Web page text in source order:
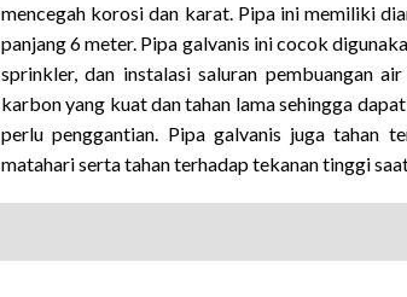
mencegah korosi dan karat. Pipa ini memiliki
panjang 6 meter. Pipa galvanis ini cocok
sprinkler, dan instalasi saluran pembuangan
karbon yang kuat dan tahan lama sehingga
perlu penggantian. Pipa galvanis juga tahan
matahari serta tahan terhadap tekanan tinggi